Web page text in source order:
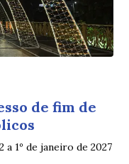
de fim de
a 1º de janeiro de 2027